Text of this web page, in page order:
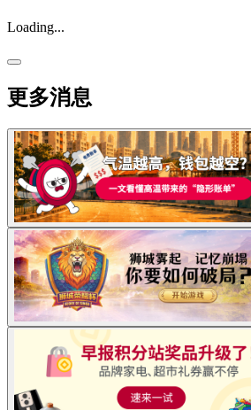
Loading...
更多消息